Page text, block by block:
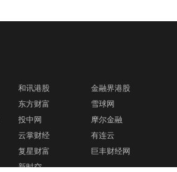
和讯港股
金融界港股
东方财富
雪球网
投中网
摩尔金融
云掌财经
有连云
复星财富
巨丰财经网
新时空